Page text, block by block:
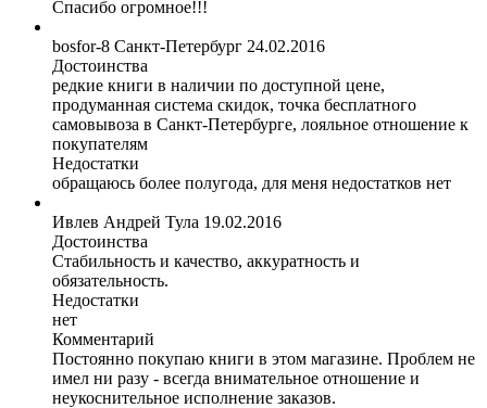
Спасибо огромное!!!
bosfor-8 Санкт-Петербург 24.02.2016
Достоинства
редкие книги в наличии по доступной цене,
продуманная система скидок, точка бесплатного
самовывоза в Санкт-Петербурге, лояльное отношение к
покупателям
Недостатки
обращаюсь более полугода, для меня недостатков нет
Ивлев Андрей Тула 19.02.2016
Достоинства
Стабильность и качество, аккуратность и
обязательность.
Недостатки
нет
Комментарий
Постоянно покупаю книги в этом магазине. Проблем не
имел ни разу - всегда внимательное отношение и
неукоснительное исполнение заказов.